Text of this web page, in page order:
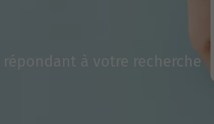
à votre recherche